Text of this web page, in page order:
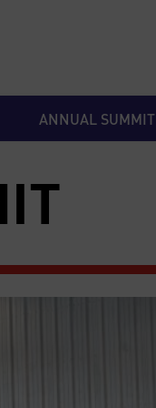
ANNUAL SUMMIT